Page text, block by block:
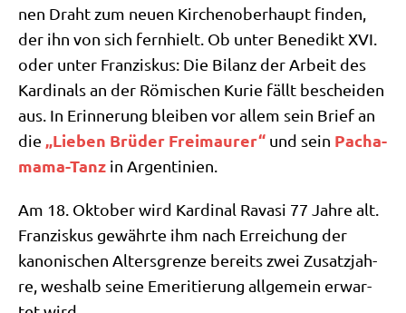
nen Draht zum neu­en Kir­chen­ober­haupt fin­den,
der ihn von sich fern­hielt. Ob unter Bene­dikt XVI.
oder unter Fran­zis­kus: Die Bilanz der Arbeit des
Kar­di­nals an der Römi­schen Kurie fällt beschei­den
aus. In Erin­ne­rung blei­ben vor allem sein Brief an
die „Lie­ben Brü­der Frei­mau­rer“ und sein Pacha­
ma­ma-Tanz in Argentinien.
Am 18. Okto­ber wird Kar­di­nal Rava­si 77 Jah­re alt.
Fran­zis­kus gewähr­te ihm nach Errei­chung der
kano­ni­schen Alters­gren­ze bereits zwei Zusatz­jah­
re, wes­halb sei­ne Eme­ri­tie­rung all­ge­mein erwar­